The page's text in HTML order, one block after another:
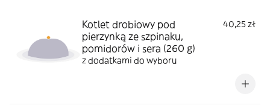
Kotlet drobiowy pod
pierzynką ze szpinaku,
pomidorów i sera (260 g)
40,25 zł
z dodatkami do wyboru